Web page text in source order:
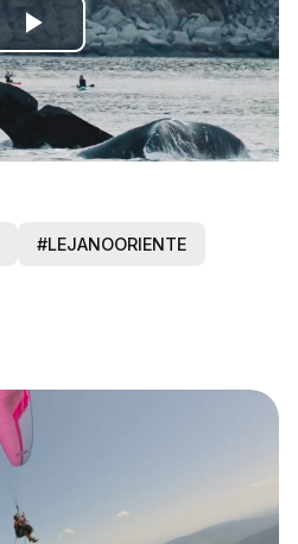
Play
Video
#LEJANOORIENTE